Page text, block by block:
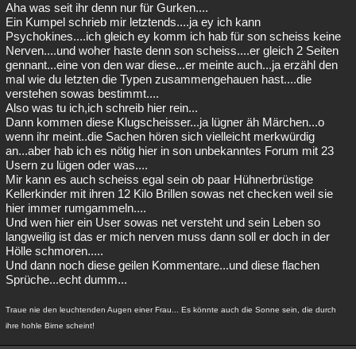
Aha was seit ihr denn nur für Gurken....
Ein Kumpel schrieb mir letztends....ja ey ich kann
Psychokines....ich gleich ey komm ich hab für son scheiss keine
Nerven....und woher haste denn son scheiss....er gleich 2 Seiten
gennant...eine von den war diese...er meinte auch...ja erzähl den
mal wie du letzten die Typen zusammengehauen hast....die
verstehen sowas bestimmt....
Also was tu ich,ich schreib hier rein...
Dann kommen diese Klugscheisser...ja lügner äh Märchen...o
wenn ihr meint..die Sachen hören sich vielleicht merkwürdig
an...aber hab ich es nötig hier in son unbekanntes Forum mit 23
Usern zu lügen oder was....
Mir kann es auch scheiss egal sein ob paar Hühnerbrüstige
Kellerkinder mit ihren 12 Kilo Brillen sowas net checken weil sie
hier immer rumgammeln....
Und wen hier ein User sowas net versteht und sein Leben so
langweilig ist das er mich nerven muss dann soll er doch in der
Hölle schmoren.....
Und dann noch diese geilen Kommentare...und diese flachen
Sprüche...echt dumm...
Traue nie den leuchtenden Augen einer Frau... Es könnte auch die Sonne sein, die durch
ihre hohle Birne scheint!